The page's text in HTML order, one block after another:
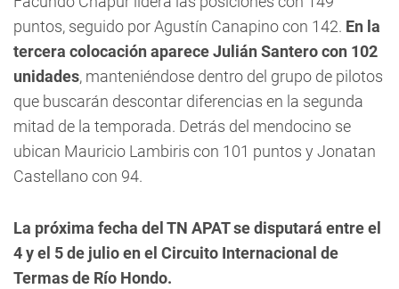
puntos, seguido por Agustín Canapino con 142. En la
tercera colocación apareceJulián Santero con 102
unidades, manteniéndose dentro del grupo de pilotos
que buscarán descontar diferencias en la segunda
mitad de la temporada. Detrás del mendocino se
ubican Mauricio Lambiris con 101 puntos y Jonatan
Castellano con 94.
La próxima fecha del TN APAT se disputará entre el
4 y el 5 de julio en el Circuito Internacional de
Termas de Río Hondo.